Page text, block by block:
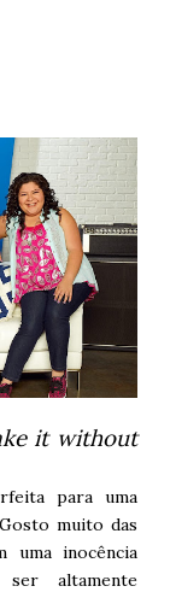
it without
para uma
muito das
uma inocência
ser altamente